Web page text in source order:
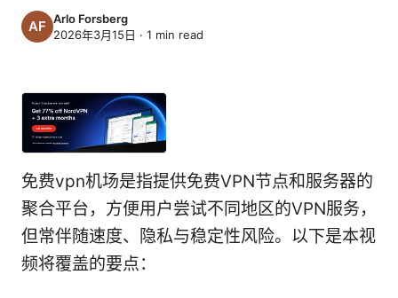
Arlo Forsberg
2026年3月15日 · 1 min read
免费vpn机场是指提供免费VPN节点和服务器的
聚合平台，方便用户尝试不同地区的VPN服务，
但常伴随速度、隐私与稳定性风险。以下是本视
频将覆盖的要点：